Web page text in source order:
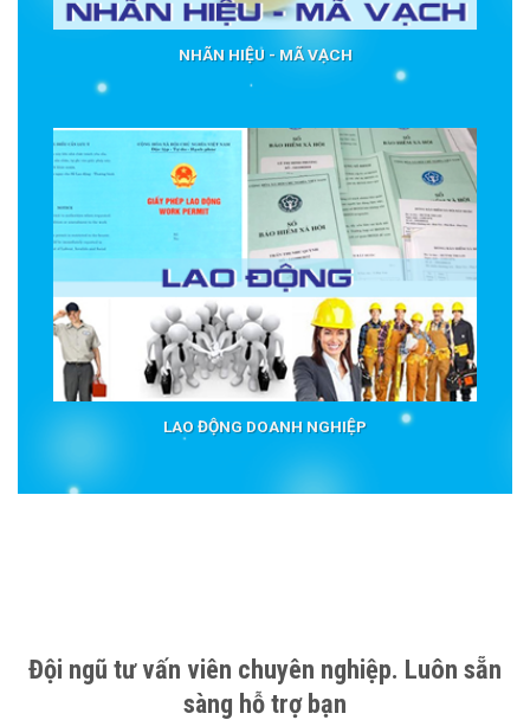
NHÃN HIỆU - MÃ VẠCH
LAO ĐỘNG DOANH NGHIỆP
Đội ngũ tư vấn viên chuyên nghiệp. Luôn sẵn
sàng hỗ trợ bạn